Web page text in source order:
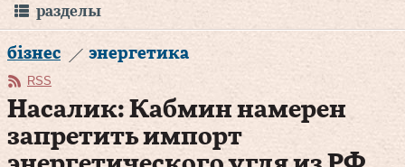
разделы
бізнес энергетика
RSS
Насалик: Кабмин намерен
запретить импорт